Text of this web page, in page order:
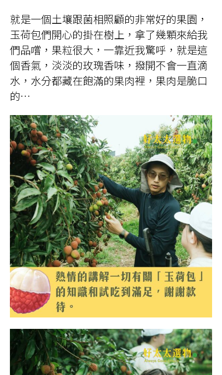
就是一個土壤跟菌相照顧的非常好的果園，
玉荷包們開心的掛在樹上，拿了幾顆來給我
們品嚐，果粒很大，一靠近我驚呼，就是這
個香氣，淡淡的玫瑰香味，撥開不會一直滴
水，水分都藏在飽滿的果肉裡，果肉是脆口
的…